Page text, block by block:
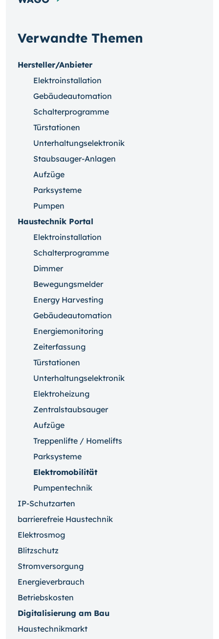
Verwandte Themen
Hersteller/Anbieter
Elektroinstallation
Gebäudeautomation
Schalterprogramme
Türstationen
Unterhaltungselektronik
Staubsauger-Anlagen
Aufzüge
Parksysteme
Pumpen
Haustechnik Portal
Elektroinstallation
Schalterprogramme
Dimmer
Bewegungsmelder
Energy Harvesting
Gebäudeautomation
Energiemonitoring
Zeiterfassung
Türstationen
Unterhaltungselektronik
Elektroheizung
Zentralstaubsauger
Aufzüge
Treppenlifte / Homelifts
Parksysteme
Elektromobilität
Pumpentechnik
IP-Schutzarten
barrierefreie Haustechnik
Elektrosmog
Blitzschutz
Stromversorgung
Energieverbrauch
Betriebskosten
Digitalisierung am Bau
Haustechnikmarkt